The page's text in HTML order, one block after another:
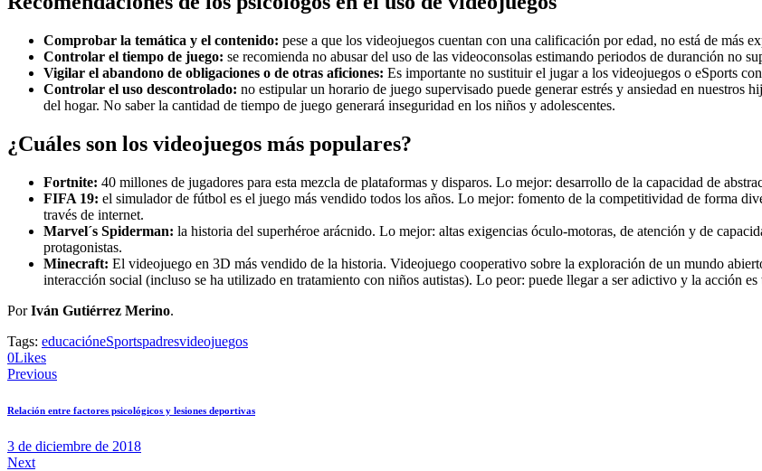
Comprobar la temática y el contenido: pese a que los videojuegos cuentan con una calificación por edad, no está de más
Controlar el tiempo de juego: se recomienda no abusar del uso de las videoconsolas estimando periodos de duranción no
Vigilar el abandono de obligaciones o de otras aficiones: Es importante no sustituir el jugar a los videojuegos o eSports
Controlar el uso descontrolado: no estipular un horario de juego supervisado puede generar estrés y ansiedad en nuestros
del hogar. No saber la cantidad de tiempo de juego generará inseguridad en los niños y adolescentes.
¿Cuáles son los videojuegos más populares?
Fortnite: 40 millones de jugadores para esta mezcla de plataformas y disparos. Lo mejor: desarrollo de la capacidad de
FIFA 19: el simulador de fútbol es el juego más vendido todos los años. Lo mejor: fomento de la competitividad de forma
través de internet.
Marvel´s Spiderman: la historia del superhéroe arácnido. Lo mejor: altas exigencias óculo-motoras, de atención y de
protagonistas.
Minecraft: El videojuego en 3D más vendido de la historia. Videojuego cooperativo sobre la exploración de un mundo
interacción social (incluso se ha utilizado en tratamiento con niños autistas). Lo peor: puede llegar a ser adictivo y la acción
PorIván Gutiérrez Merino.
Tags: educacióneSportspadresvideojuegos
0Likes
Previous
Relación entre factores psicológicos y lesiones deportivas
3 de diciembre de 2018
Next